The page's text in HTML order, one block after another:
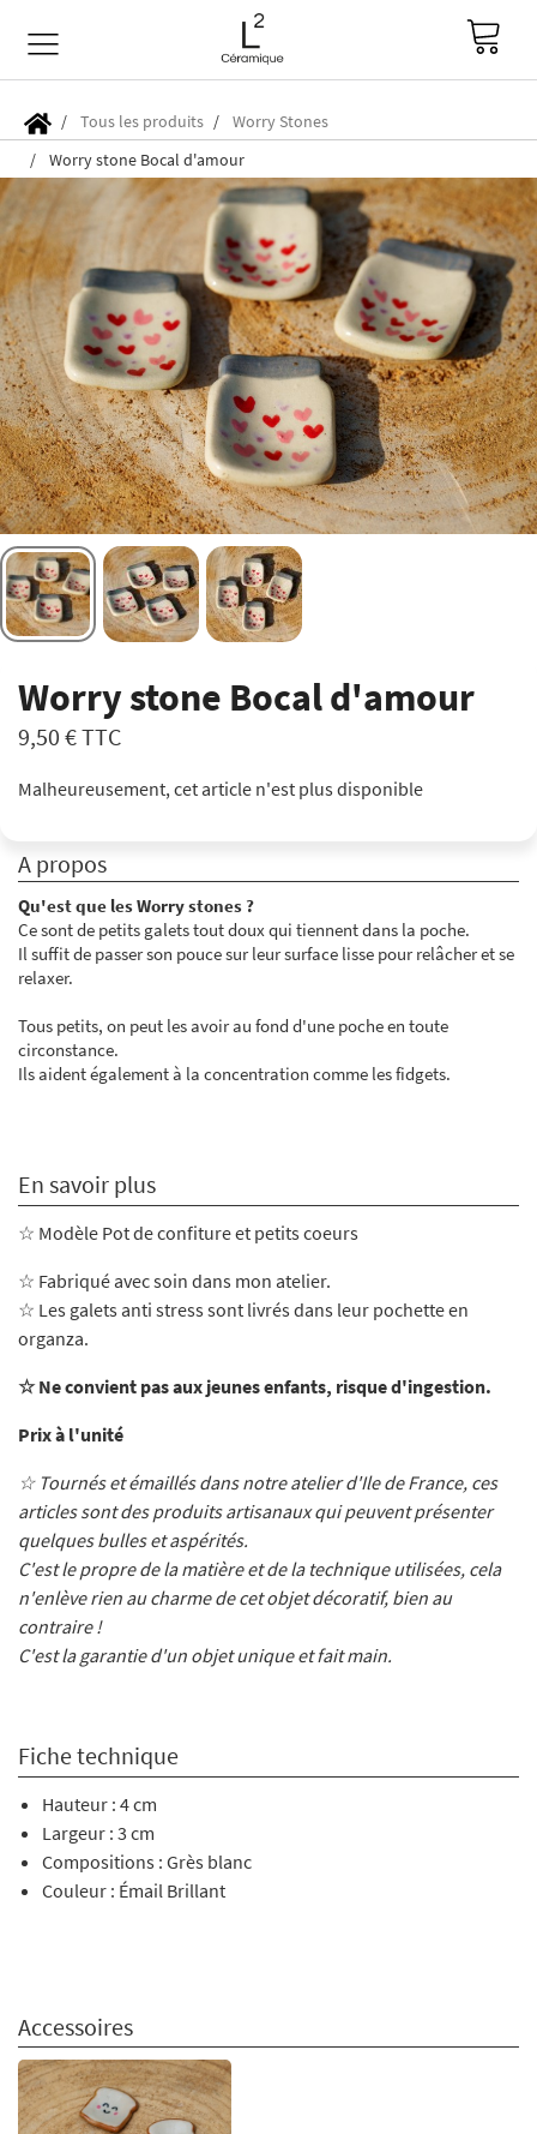
Tous les produits
Worry Stones
Worry stone Bocal d'amour
Worry stone Bocal d'amour
9,50 €TTC
Malheureusement, cet article n'est plus disponible
A propos
Qu'est que les Worry stones ?
Ce sont de petits galets tout doux qui tiennent dans la poche.
Il suffit de passer son pouce sur leur surface lisse pour relâcher et se
relaxer.
Tous petits, on peut les avoir au fond d'une poche en toute
circonstance.
Ils aident également à la concentration comme les fidgets.
En savoir plus
☆ Modèle Pot de confiture et petits coeurs
☆ Fabriqué avec soin dans mon atelier.
☆ Les galets anti stress sont livrés dans leur pochette en
organza.
☆ Ne convient pas aux jeunes enfants, risque d'ingestion.
Prix à l'unité
☆ Tournés et émaillés dans notre atelier d'Ile de France, ces
articles sont des produits artisanaux qui peuvent présenter
quelques bulles et aspérités.
C'est le propre de la matière et de la technique utilisées, cela
n'enlève rien au charme de cet objet décoratif, bien au
contraire !
C'est la garantie d'un objet unique et fait main.
Fiche technique
Hauteur : 4 cm
Largeur : 3 cm
Compositions : Grès blanc
Couleur : Émail Brillant
Accessoires